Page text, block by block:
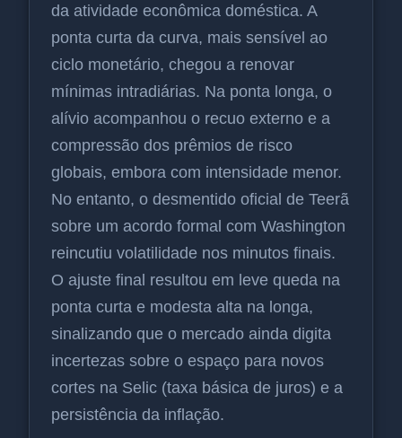
da atividade econômica doméstica. A
ponta curta da curva, mais sensível ao
ciclo monetário, chegou a renovar
mínimas intradiárias. Na ponta longa, o
alívio acompanhou o recuo externo e a
compressão dos prêmios de risco
globais, embora com intensidade menor.
No entanto, o desmentido oficial de Teerã
sobre um acordo formal com Washington
reincutiu volatilidade nos minutos finais.
O ajuste final resultou em leve queda na
ponta curta e modesta alta na longa,
sinalizando que o mercado ainda digita
incertezas sobre o espaço para novos
cortes na Selic (taxa básica de juros) e a
persistência da inflação.